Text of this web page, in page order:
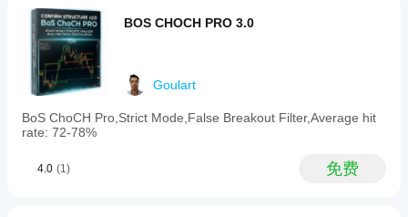
🎪 交易亮点
💎 “适应市场的算法，而非市场适应算法”
自我优化系统，从市场数据中学习
最大保护，配备防关机系统
针对不同风险偏好的完全灵活性
BOS CHOCH PRO 3.0
Goulart
BoS ChoCH Pro,Strict Mode,False Breakout Filter,Average hit
rate: 72-78%
4.0 (1) 免费